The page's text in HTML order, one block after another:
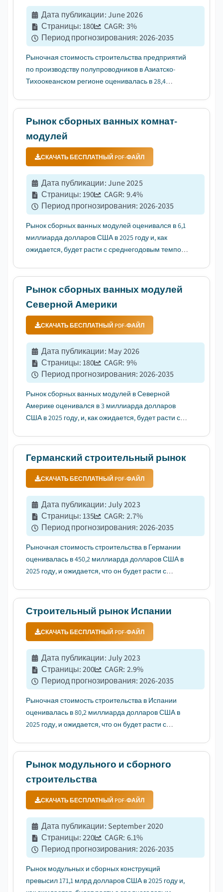
Дата публикации:June 2026
Страницы:180 CAGR: 3%
Период прогнозирования:2026-2035
Рыночная стоимость строительства предприятий
по производству полупроводников в Азиатско-
Тихоокеанском регионе оценивалась в 28,4
среднегодовым темпом роста (CAGR) в 3%, что
обусловлено быстрым ростом спроса на п...
Рынок сборных ванных комнат-
модулей
СКАЧАТЬ БЕСПЛАТНЫЙ PDF-ФАЙЛ
Дата публикации:June 2025
Страницы:190 CAGR: 9.4%
Период прогнозирования:2026-2035
Рынок сборных ванных модулей оценивался в 6,1
миллиарда долларов США в 2025 году и, как
ожидается, будет расти с среднегодовым темпом
строительства....
Рынок сборных ванных модулей
Северной Америки
СКАЧАТЬ БЕСПЛАТНЫЙ PDF-ФАЙЛ
Дата публикации: May 2026
Страницы:180 CAGR: 9%
Период прогнозирования:2026-2035
Рынок сборных ванных модулей в Северной
Америке оценивался в 3 миллиарда долларов
США в 2025 году, и, как ожидается, будет расти с
растущим спросом на сокращение сроков
строительства....
Германский строительный рынок
СКАЧАТЬ БЕСПЛАТНЫЙ PDF-ФАЙЛ
Дата публикации:July 2023
Страницы:135 CAGR: 2.7%
Период прогнозирования:2026-2035
Рыночная стоимость строительства в Германии
оценивалась в 450,2 миллиарда долларов США в
2025 году, и ожидается, что он будет расти с
нормализацией ставок ЕЦБ и восстановлением
рынка жилья....
Строительный рынок Испании
СКАЧАТЬ БЕСПЛАТНЫЙ PDF-ФАЙЛ
Дата публикации:July 2023
Страницы:200 CAGR: 2.9%
Период прогнозирования:2026-2035
Рыночная стоимость строительства в Испании
оценивалась в 80,2 миллиарда долларов США в
2025 году, и ожидается, что он будет расти с
государственной инфраструктуры,
возобновляемой энергетики и других усилий
правит...
Рынок модульного и сборного
строительства
СКАЧАТЬ БЕСПЛАТНЫЙ PDF-ФАЙЛ
Дата публикации: September 2020
Страницы:220 CAGR: 6.1%
Период прогнозирования:2026-2035
Рынок модульных и сборных конструкций
превысил 171,1 млрд долларов США в 2025 году и,